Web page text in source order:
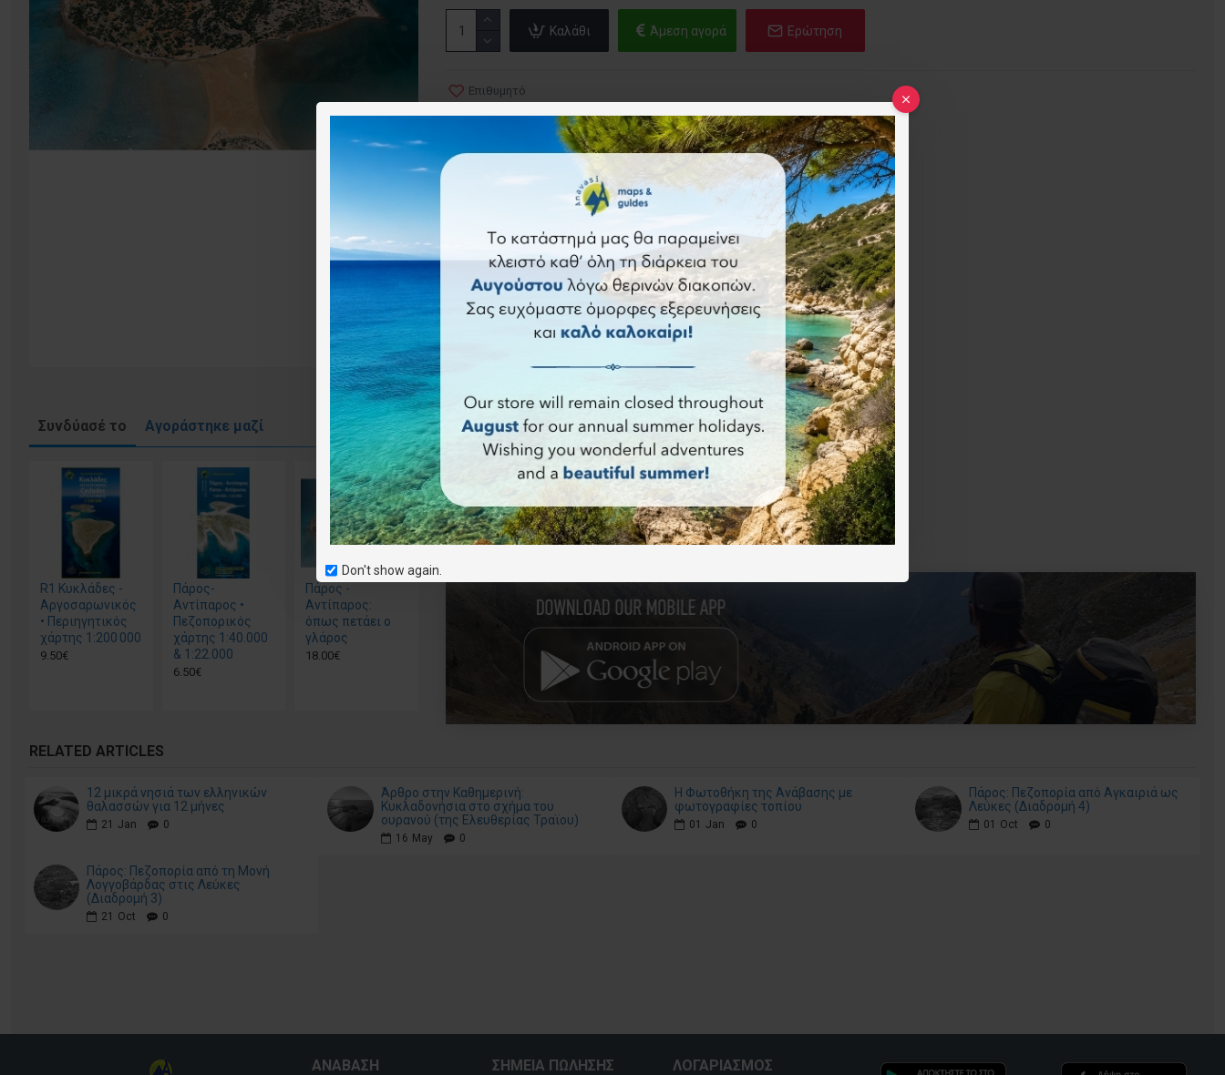
Don't show again.
Συνδύασέ το Αγοράστηκε μαζί
R1 Κυκλάδες -
Αργοσαρωνικός
• Περιηγητικός
χάρτης 1:200 000
9.50€
Πάρος-
Αντίπαρος •
Πεζοπορικός
χάρτης 1:40.000
& 1:22.000
6.50€
Πάρος -
Αντίπαρος:
όπως πετάει ο
γλάρος
18.00€
Καλάθι Άμεση αγορά Ερώτηση
Επιθυμητό
RELATED ARTICLES
12 μικρά νησιά των ελληνικών
θαλασσών για 12 μήνες
21 Jan 0
Άρθρο στην Καθημερινή:
Κυκλαδονήσια στο σχήμα του
ουρανού (της Ελευθερίας Τραϊου)
16 May 0
Η Φωτοθήκη της Ανάβασης με
φωτογραφίες τοπίου
01 Jan 0
Πάρος: Πεζοπορία από Αγκαιριά ως
Λεύκες (Διαδρομή 4)
01 Oct 0
Πάρος: Πεζοπορία από τη Μονή
Λογγοβάρδας στις Λεύκες
(Διαδρομή 3)
21 Oct 0
ΑΝΆΒΑΣΗ ΣΗΜΕΊΑ ΠΏΛΗΣΗΣ ΛΟΓΑΡΙΑΣΜΌΣ